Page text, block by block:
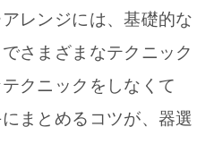
レンジには、基礎的な
さまざまなテクニック
クニックをしなくて
まとめるコツが、器選